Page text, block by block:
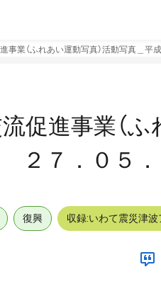
事業（ふれあい運動写真）活動写真
進事業（ふ
２７．０５
復興 収録:いわて震災津